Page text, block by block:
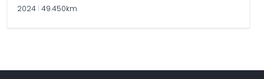
2024 49.450km